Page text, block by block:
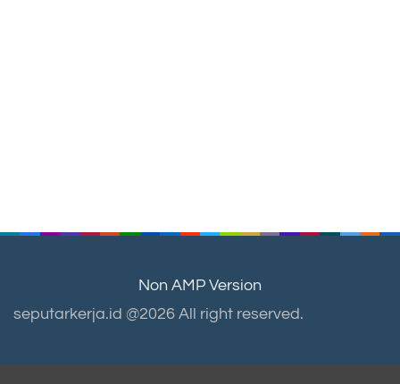
Non AMP Version
seputarkerja.id @2026 All right reserved.